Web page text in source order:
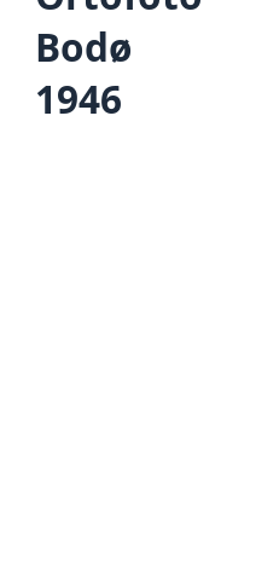
Bodø
1946